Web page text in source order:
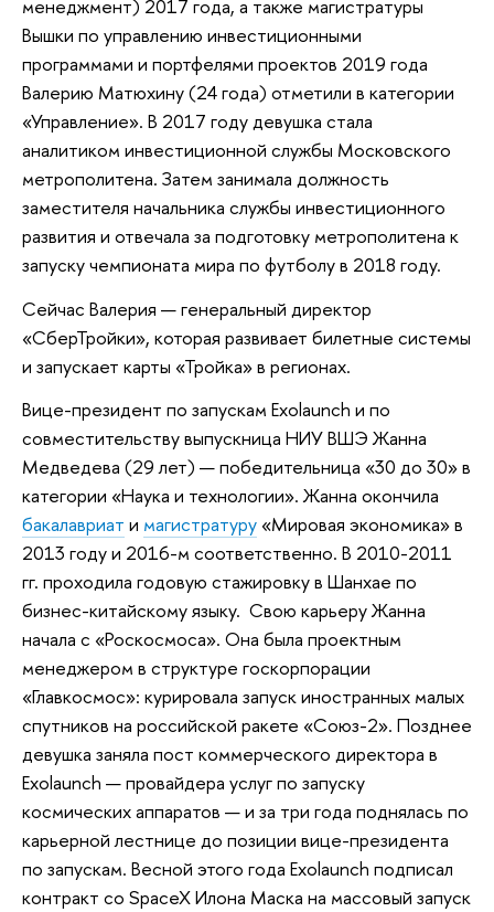
менеджмент) 2017 года, а также магистратуры
Вышки по управлению инвестиционными
программами и портфелями проектов 2019 года
Валерию Матюхину (24 года) отметили в категории
«Управление». В 2017 году девушка стала
аналитиком инвестиционной службы Московского
метрополитена. Затем занимала должность
заместителя начальника службы инвестиционного
развития и отвечала за подготовку метрополитена к
запуску чемпионата мира по футболу в 2018 году.
Сейчас Валерия — генеральный директор
«СберТройки», которая развивает билетные системы
и запускает карты «Тройка» в регионах.
Вице-президент по запускам Exolaunch и по
совместительству выпускница НИУ ВШЭ Жанна
Медведева (29 лет) — победительница «30 до 30» в
категории «Наука и технологии». Жанна окончила
бакалавриат и магистратуру «Мировая экономика» в
2013 году и 2016-м соответственно. В 2010-2011
гг. проходила годовую стажировку в Шанхае по
бизнес-китайскому языку. Свою карьеру Жанна
начала с «Роскосмоса». Она была проектным
менеджером в структуре госкорпорации
«Главкосмос»: курировала запуск иностранных малых
спутников на российской ракете «Союз-2». Позднее
девушка заняла пост коммерческого директора в
Exolaunch — провайдера услуг по запуску
космических аппаратов — и за три года поднялась по
карьерной лестнице до позиции вице-президента
по запускам. Весной этого года Exolaunch подписал
контракт со SpaceX Илона Маска на массовый запуск